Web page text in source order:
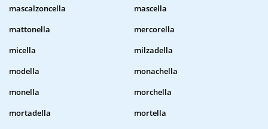
mascalzoncella
mascella
mattonella
mercorella
micella
milzadella
modella
monachella
monella
morchella
mortadella
mortella